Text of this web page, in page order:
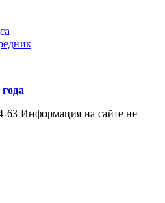
63 Информация на сайте не